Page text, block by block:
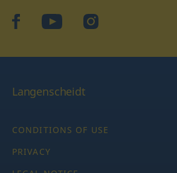
facebookYouTubeInstagram
Langenscheidt
CONDITIONS OF USE
PRIVACY